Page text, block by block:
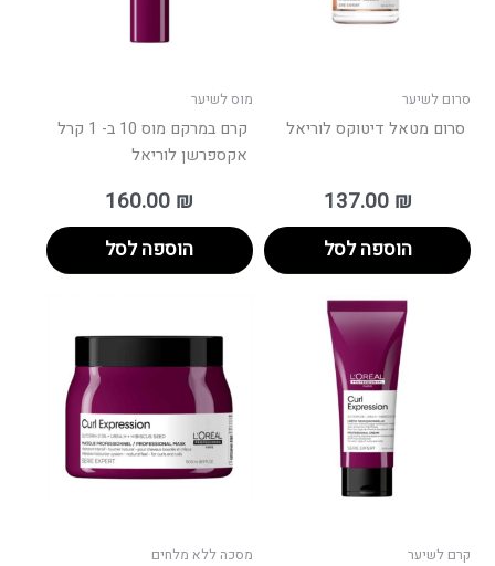
סרום לשיער
סרום מטאל דיטוקס לוריאל
137.00 ₪
הוספה לסל
מוס לשיער
קרם במרקם מוס 10 ב- 1 קרל
אקספרשן לוריאל
160.00 ₪
הוספה לסל
קרם לשיער מסכה ללא מלחים